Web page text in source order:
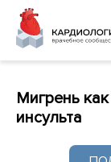
Мигрень
инсульта